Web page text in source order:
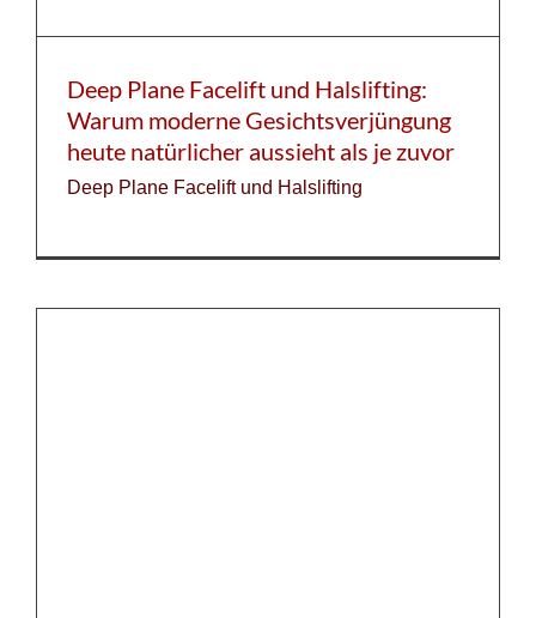
Deep Plane Facelift und Halslifting:
Warum moderne Gesichtsverjüngung
heute natürlicher aussieht als je zuvor
Deep Plane Facelift und Halslifting